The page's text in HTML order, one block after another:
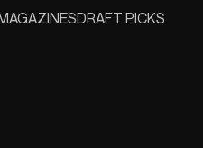
DRAFT PICKS